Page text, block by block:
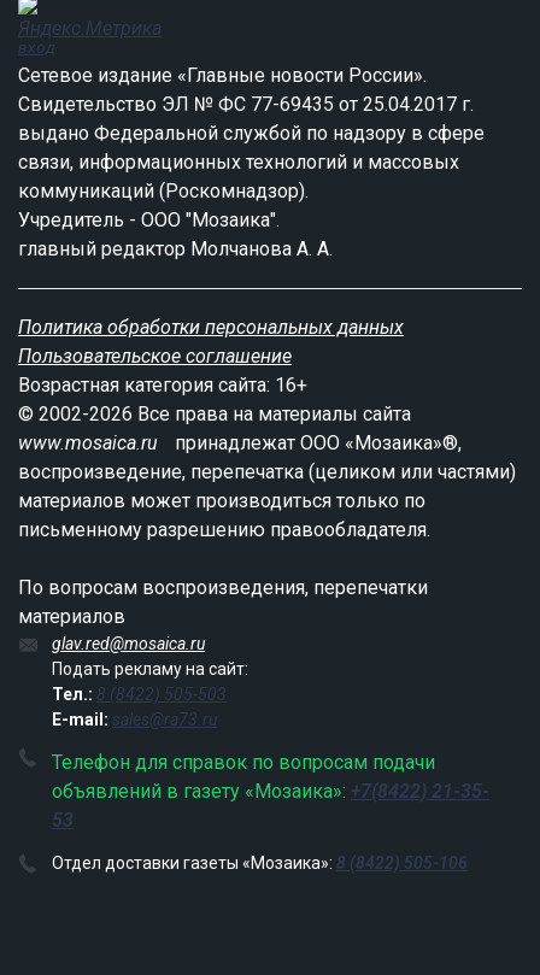
вход
Сетевое издание «Главные новости России».
Свидетельство ЭЛ № ФС 77-69435 от 25.04.2017 г.
выдано Федеральной службой по надзору в сфере
связи, информационных технологий и массовых
коммуникаций (Роскомнадзор).
Учредитель - ООО "Мозаика".
главный редактор Молчанова А. А.
Политика обработки персональных данных
Пользовательское соглашение
Возрастная категория сайта: 16+
© 2002-2026 Все права на материалы сайта
www.mosaica.ru
принадлежат ООО «Мозаика»®,
воспроизведение, перепечатка (целиком или частями)
материалов может производиться только по
письменному разрешению правообладателя.
По вопросам воспроизведения, перепечатки
материалов
glav.red@mosaica.ru
Подать рекламу на сайт:
Тел.: 8 (8422) 505-503
E-mail: sales@ra73.ru
Телефон для справок по вопросам подачи
объявлений в газету «Мозаика»: +7(8422) 21-35-
53
Отдел доставки газеты «Мозаика»: 8 (8422) 505-106